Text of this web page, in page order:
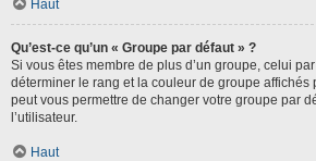
Haut
Qu’est-ce qu’un « Groupe par défaut » ?
Si vous êtes membre de plus d’un groupe, celui
déterminer le rang et la couleur de groupe affichés
peut vous permettre de changer votre groupe par
l’utilisateur.
Haut